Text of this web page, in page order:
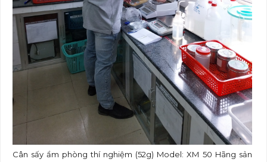
Cân sấy ẩm phòng thí nghiệm (52g) Model: XM 50 Hãng sản